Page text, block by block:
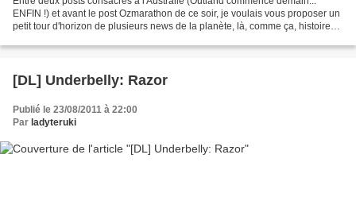
ENFIN !) et avant le post Ozmarathon de ce soir, je voulais vous proposer un
petit tour d'horizon de plusieurs news de la planète, là, comme ça, histoire
[DL] Underbelly: Razor
Publié le 23/08/2011 à 22:00
Par ladyteruki